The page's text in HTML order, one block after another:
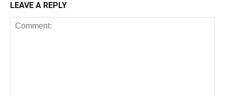
LEAVE A REPLY